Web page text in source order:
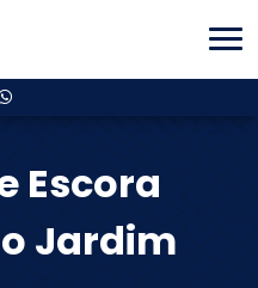
Escora
Jardim